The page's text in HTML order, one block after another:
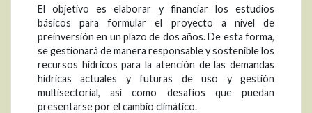
El objetivo es elaborar y financiar los estudios
básicos para formular el proyecto a nivel de
preinversión en un plazo de dos años. De esta forma,
se gestionará de manera responsable y sostenible los
recursos hídricos para la atención de las demandas
hídricas actuales y futuras de uso y gestión
multisectorial, así como desafíos que puedan
presentarse por el cambio climático.